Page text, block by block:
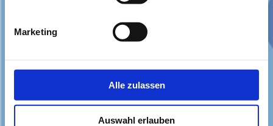
Marketing
Alle zulassen
Auswahl erlauben